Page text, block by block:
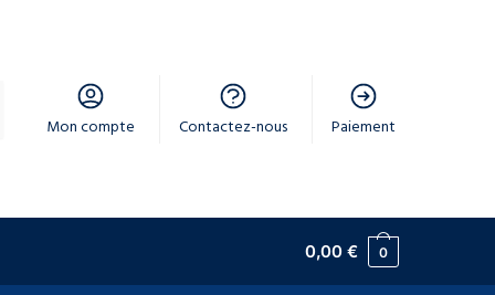
Mon compte Contactez-nous Paiement
0,00€ 0